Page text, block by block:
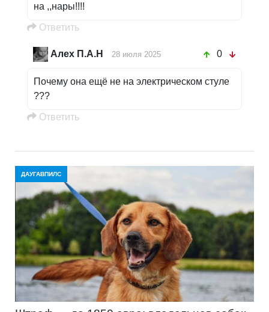
на ,,нары!!!!
Oтветить
Алех П.А.Н 28 июля 2025 0
Почему она ещё не на электрическом стуле
???
Oтветить
ДАУГАВПИЛС